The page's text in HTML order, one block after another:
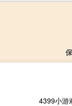
4399小游